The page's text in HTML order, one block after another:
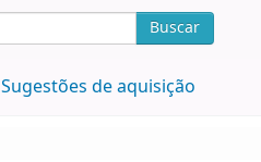
Buscar
Sugestões de aquisição